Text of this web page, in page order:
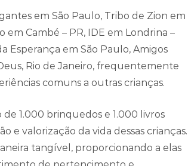
em São Paulo, Tribo de Zion em
Cambé – PR, IDE em Londrina –
Esperança em São Paulo, Amigos
Rio de Janeiro, frequentemente
comuns a outras crianças.
1.000 brinquedos e 1.000 livros
e valorização da vida dessas crianças.
tangível, proporcionando a elas